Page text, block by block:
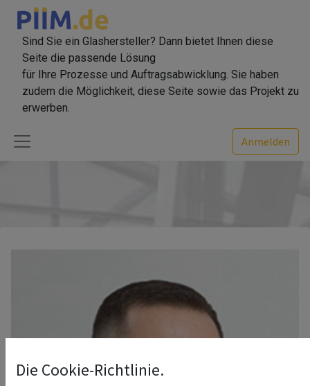
Sind Sie ein Glashersteller? Dann bietet Ihnen diese
Seite die passende Lösung
für Ihre Prozesse und Auftragsabwicklung. Sie haben
zudem die Möglichkeit, diese Seite sowie das Projekt zu
erwerben.
Anmelden
Die Cookie-Richtlinie.